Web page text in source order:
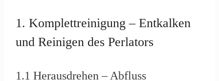
1. Komplettreinigung – Entkalken
und Reinigen des Perlators
1.1 Herausdrehen – Abfluss